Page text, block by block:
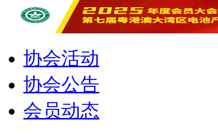
协会活动
协会公告
会员动态